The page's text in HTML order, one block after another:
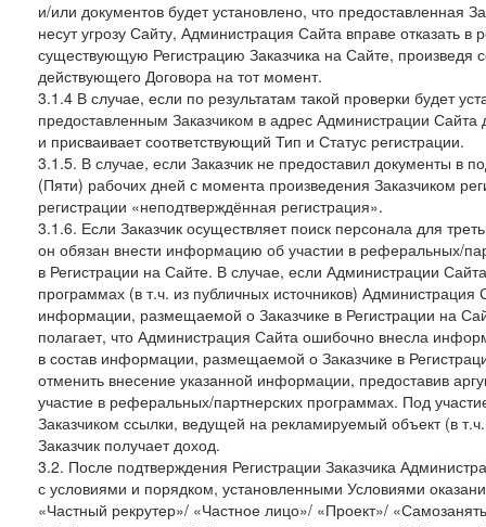
и/или документов будет установлено, что предоставленная
несут угрозу Сайту, Администрация Сайта вправе отказать
существующую Регистрацию Заказчика на Сайте, произведя
действующего Договора на тот момент.
3.1.4 В случае, если по результатам такой проверки будет
предоставленным Заказчиком в адрес Администрации
и присваивает соответствующий Тип и Статус регистрации.
3.1.5. В случае, если Заказчик не предоставил документы в
(Пяти) рабочих дней с момента произведения Заказчиком
регистрации «неподтверждённая регистрация».
3.1.6. Если Заказчик осуществляет поиск персонала для
он обязан внести информацию об участии в реферальных/
в Регистрации на Сайте. В случае, если Администрации
программах (в т.ч. из публичных источников)
информации, размещаемой о Заказчике в Регистрации на
полагает, что Администрация Сайта ошибочно внесла
в состав информации, размещаемой о Заказчике в
отменить внесение указанной информации, предоставив
участие в реферальных/партнерских программах. Под
Заказчиком ссылки, ведущей на рекламируемый объект (в
Заказчик получает доход.
3.2. После подтверждения Регистрации Заказчика
с условиями и порядком, установленными Условиями
«Частный рекрутер»/ «Частное лицо»/ «Проект»/